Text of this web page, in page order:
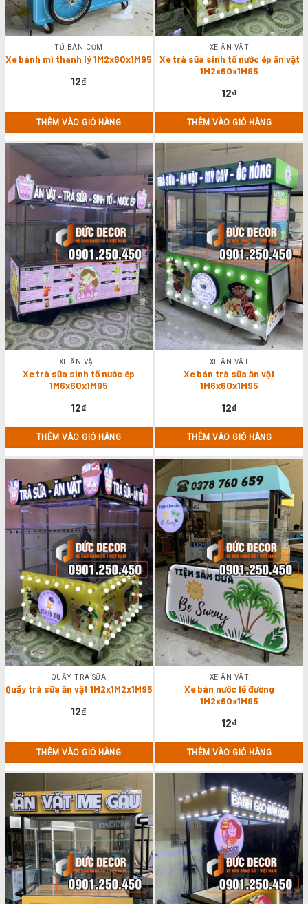
TỦ BÁN CƠM
Xe bánh mì thanh lý 1M2x60x1M95
12₫
THÊM VÀO GIỎ HÀNG
XE ĂN VẶT
Xe trà sữa sinh tố nước ép ăn vặt
1M2x60x1M95
12₫
THÊM VÀO GIỎ HÀNG
XE ĂN VẶT
Xe trà sữa sinh tố nước ép
1M6x60x1M95
12₫
THÊM VÀO GIỎ HÀNG
XE ĂN VẶT
Xe bán trà sữa ăn vặt
1M6x60x1M95
12₫
THÊM VÀO GIỎ HÀNG
QUẦY TRÀ SỮA
Quầy trà sữa ăn vặt 1M2x1M2x1M95
12₫
THÊM VÀO GIỎ HÀNG
XE ĂN VẶT
Xe bán nước lề đường
1M2x60x1M95
12₫
THÊM VÀO GIỎ HÀNG